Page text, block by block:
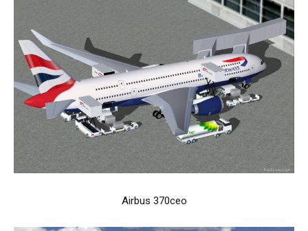
Airbus 370ceo